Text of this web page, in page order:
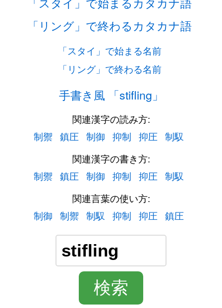
「リング」で終わるカタカナ語
「スタイ」で始まる名前
「リング」で終わる名前
手書き風 「stifling」
関連漢字の読み方:
制禦
鎮圧 制御 抑制 抑圧 制馭
関連漢字の書き方:
制禦
鎮圧 制御 抑制 抑圧 制馭
関連言葉の使い方:
制御
制禦 制馭 抑制 抑圧 鎮圧